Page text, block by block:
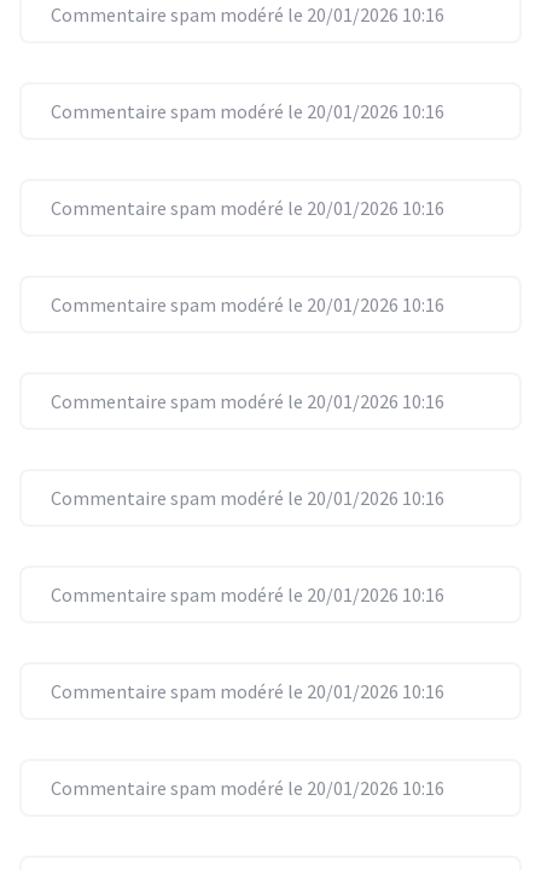
Commentaire spam modéré le 20/01/2026 10:16
Commentaire spam modéré le 20/01/2026 10:16
Commentaire spam modéré le 20/01/2026 10:16
Commentaire spam modéré le 20/01/2026 10:16
Commentaire spam modéré le 20/01/2026 10:16
Commentaire spam modéré le 20/01/2026 10:16
Commentaire spam modéré le 20/01/2026 10:16
Commentaire spam modéré le 20/01/2026 10:16
Commentaire spam modéré le 20/01/2026 10:16